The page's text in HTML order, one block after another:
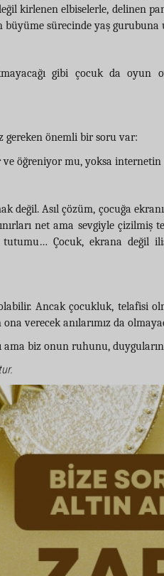
kirlenen elbiselerle, delinen
büyüme sürecinde yaş
gibi çocuk da oyun
gereken önemli bir soru var:
ve öğreniyor mu, yoksa
değil. Asıl çözüm, çocuğa
net ama sevgiyle çizilmiş
Çocuk, ekrana değil
Ancak çocukluk, telafisi
verecek anılarımız da
ama biz onun ruhunu,